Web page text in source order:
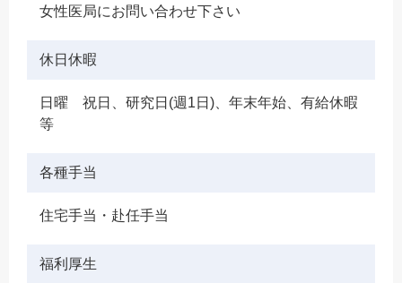
女性医局にお問い合わせ下さい
休日休暇
日曜 祝日、研究日(週1日)、年末年始、有給休暇
等
各種手当
住宅手当・赴任手当
福利厚生